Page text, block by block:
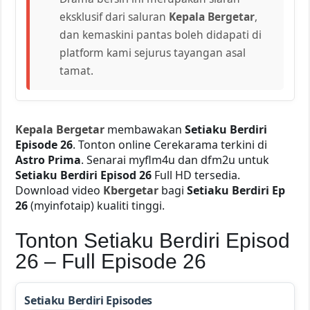
eksklusif dari saluran Kepala Bergetar,
dan kemaskini pantas boleh didapati di
platform kami sejurus tayangan asal
tamat.
Kepala Bergetar membawakanSetiaku Berdiri
Episode 26. Tonton online Cerekarama terkini di
Astro Prima. Senarai myflm4u dan dfm2u untuk
Setiaku Berdiri Episod 26 Full HD tersedia.
Download video Kbergetar bagiSetiaku Berdiri Ep
26(myinfotaip) kualiti tinggi.
Tonton Setiaku Berdiri Episod
26 – Full Episode 26
Setiaku Berdiri Episodes